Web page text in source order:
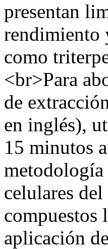
presentan
rendimiento
como
<br>Para
de
en inglés),
15 minutos
metodología
celulares
aplicación